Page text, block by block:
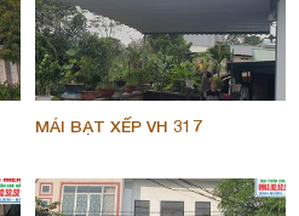
MÁI BẠT XẾP VH 317